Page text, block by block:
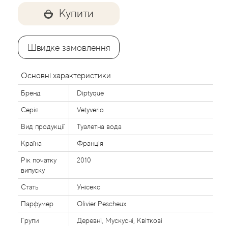
Купити
Швидке замовлення
Основні характеристики
Бренд Diptyque
Серія Vetyverio
Вид продукції Туалетна вода
Країна Франція
Рік початку
випуску
2010
Стать Унісекс
Парфумер Olivier Pescheux
Групи
Деревні, Мускусні, Квіткові
Agonist
Aj Arabia (Widian)
Ajmal
Al Haramain
Al Jazeera
Alaia Paris
Alexander McQueen
Alexandre Barthet